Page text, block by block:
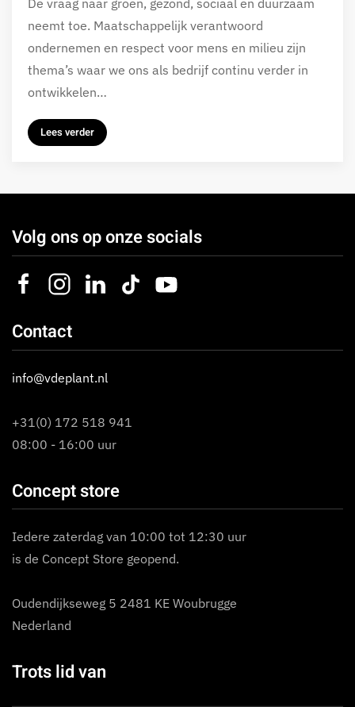
De vraag naar groen, gezond, sociaal en duurzaam
neemt toe. Maatschappelijk verantwoord
ondernemen en respect voor mens en milieu zijn
thema’s waar we ons als bedrijf continu verder in
ontwikkelen…
Lees verder
Volg ons op onze socials
Contact
info@vdeplant.nl
+31(0) 172 518 941
08:00 - 16:00 uur
Concept store
Iedere zaterdag van 10:00 tot 12:30 uur
is de Concept Store geopend.
Oudendijkseweg 5 2481 KE Woubrugge
Nederland
Trots lid van